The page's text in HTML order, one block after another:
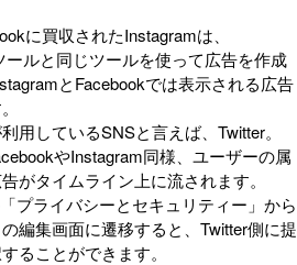
に買収されたInstagramは、
ルと同じツールを使って広告を作成
とFacebookでは表示される広告
用しているSNSと言えば、Twitter。
やInstagram同様、ユーザーの属
がタイムライン上に流されます。
プライバシーとセキュリティー」から
編集画面に遷移すると、Twitter側に提
ることができます。